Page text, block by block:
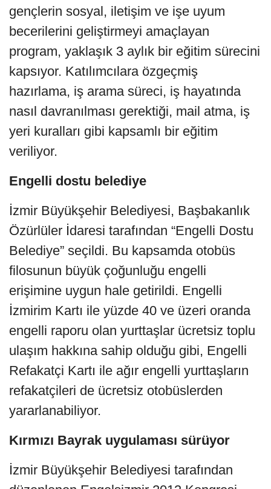
gençlerin sosyal, iletişim ve işe uyum
becerilerini geliştirmeyi amaçlayan
program, yaklaşık 3 aylık bir eğitim sürecini
kapsıyor. Katılımcılara özgeçmiş
hazırlama, iş arama süreci, iş hayatında
nasıl davranılması gerektiği, mail atma, iş
yeri kuralları gibi kapsamlı bir eğitim
veriliyor.
Engelli dostu belediye
İzmir Büyükşehir Belediyesi, Başbakanlık
Özürlüler İdaresi tarafından “Engelli Dostu
Belediye” seçildi. Bu kapsamda otobüs
filosunun büyük çoğunluğu engelli
erişimine uygun hale getirildi. Engelli
İzmirim Kartı ile yüzde 40 ve üzeri oranda
engelli raporu olan yurttaşlar ücretsiz toplu
ulaşım hakkına sahip olduğu gibi, Engelli
Refakatçi Kartı ile ağır engelli yurttaşların
refakatçileri de ücretsiz otobüslerden
yararlanabiliyor.
Kırmızı Bayrak uygulaması sürüyor
İzmir Büyükşehir Belediyesi tarafından